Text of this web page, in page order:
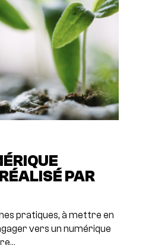
PAR
pratiques, à mettre en
vers un numérique